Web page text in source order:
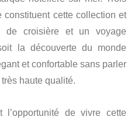
constituent cette collection et
de croisière et un voyage
la découverte du monde
et confortable sans parler
haute qualité.
l’opportunité de vivre cette